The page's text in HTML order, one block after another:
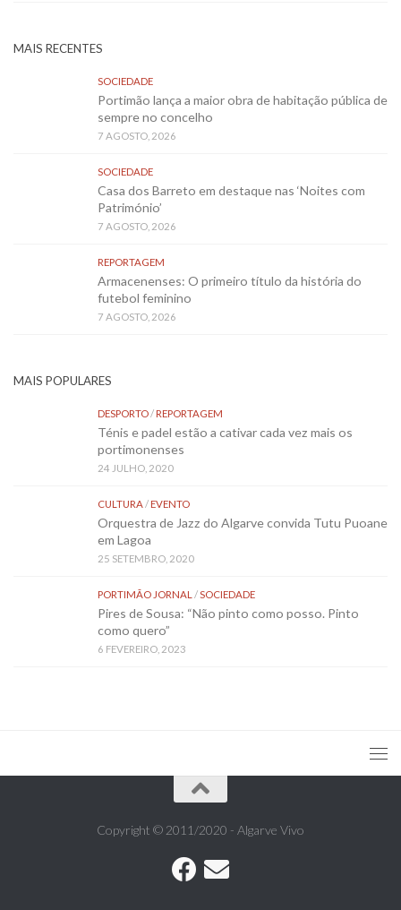
MAIS RECENTES
SOCIEDADE
Portimão lança a maior obra de habitação pública de
sempre no concelho
7 AGOSTO, 2026
SOCIEDADE
Casa dos Barreto em destaque nas ‘Noites com
Património’
7 AGOSTO, 2026
REPORTAGEM
Armacenenses: O primeiro título da história do
futebol feminino
7 AGOSTO, 2026
MAIS POPULARES
DESPORTO/REPORTAGEM
Ténis e padel estão a cativar cada vez mais os
portimonenses
24 JULHO, 2020
CULTURA/EVENTO
Orquestra de Jazz do Algarve convida Tutu Puoane
em Lagoa
25 SETEMBRO, 2020
PORTIMÃO JORNAL /SOCIEDADE
Pires de Sousa: “Não pinto como posso. Pinto
como quero”
6 FEVEREIRO, 2023
Copyright © 2011/2020 - Algarve Vivo